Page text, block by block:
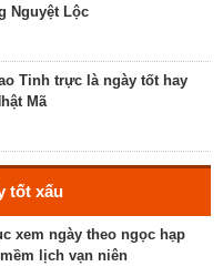
Nguyệt Lộc
Tinh trực là ngày tốt hay
Mã
trực là ngày tốt hay xấu? Ý
Quỷ chiếu là ngày tốt hay
tốt xấu
cầu tài lộc
xem ngày theo ngọc hạp
lịch vạn niên